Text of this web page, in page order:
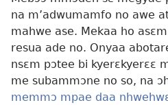
na m’adwumamfo no awe
mahwe ase. Mekaa ho
resua ade no. Onyaa
nsɛm pɔtee bi kyerɛkyerɛɛ
me subammɔne no so, na
memmɔ mpae daa